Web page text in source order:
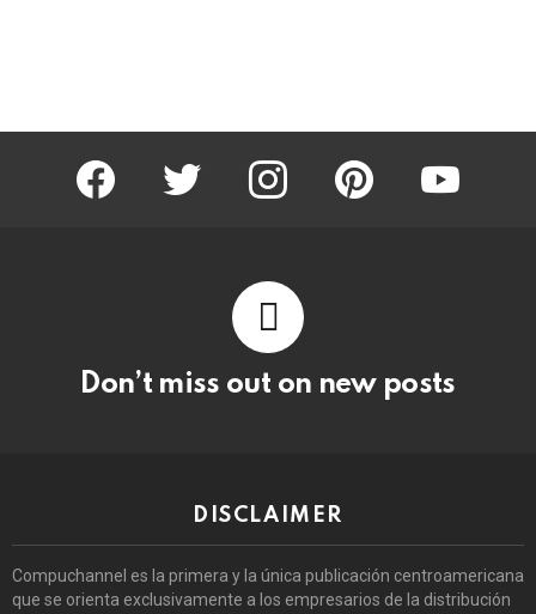
facebook twitter instagram pinterest youtube
Don’t miss out on new posts
DISCLAIMER
Compuchannel es la primera y la única publicación centroamericana
que se orienta exclusivamente a los empresarios de la distribución